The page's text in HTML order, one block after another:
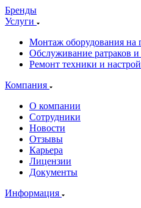
Бренды
Услуги
Монтаж оборудования на
Обслуживание ратраков
Ремонт техники и
Компания
О компании
Сотрудники
Новости
Отзывы
Карьера
Лицензии
Документы
Информация